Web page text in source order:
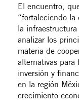
El encuentro,
“fortaleciendo la
la
analizar los
materia de
alternativas para
inversión y
en la región
crecimiento